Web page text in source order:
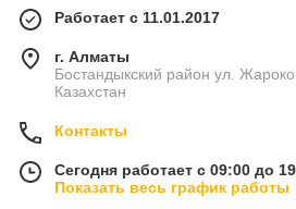
приборами, уже доказана на практике
В интернет-магазине светодиодного
представлен широкий ассортимент
светильников для теплиц от одного из
освещения у нас на сайте очень
Работает с 11.01.2017
г. Алматы
Бостандыкский район ул.
Казахстан
Контакты
Сегодня работает с 09:00 до
Показать весь график работы